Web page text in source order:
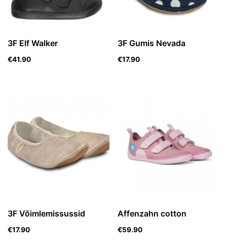
3F Elf Walker
€41.90
3F Gumis Nevada
€17.90
3F Võimlemissussid
€17.90
Affenzahn cotton
€59.90